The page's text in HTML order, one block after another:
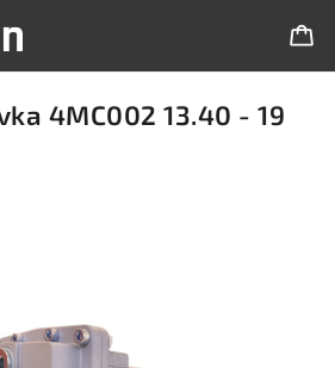
4MC002 13.40 - 19